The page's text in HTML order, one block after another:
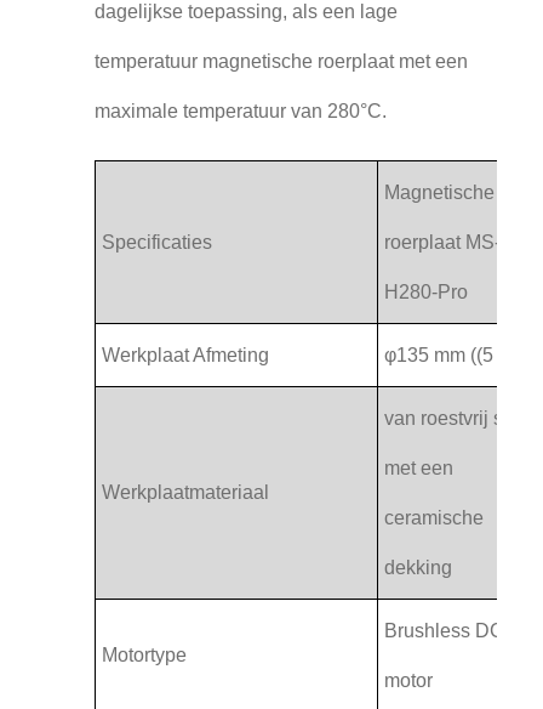
dagelijkse toepassing, als een lage
temperatuur magnetische roerplaat met een
maximale temperatuur van 280°C.
Specificaties
Magnetische
roerplaat MS-
H280-Pro
Werkplaat Afmeting φ135 mm ((5 inch)
Werkplaatmateriaal
van roestvrij staal
met een
ceramische
dekking
Motortype
Brushless DC
motor